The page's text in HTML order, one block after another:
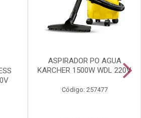
ASPIRADOR PO AGUA
KARCHER 1500W WDL 220V
Código: 257477